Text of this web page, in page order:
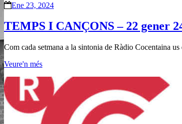
Ene 23, 2024
TEMPS I CANÇONS – 22 gener
Com cada setmana a la sintonia de Ràdio Cocentaina
Veure'n més